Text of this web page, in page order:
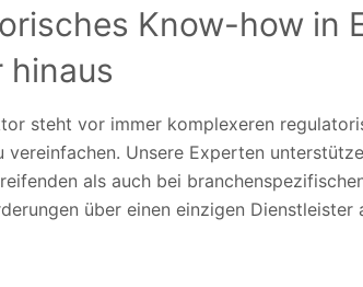
Know-how in
hinaus
steht vor immer komplexeren
vereinfachen. Unsere Experten
als auch bei
über einen einzigen Dienstleister